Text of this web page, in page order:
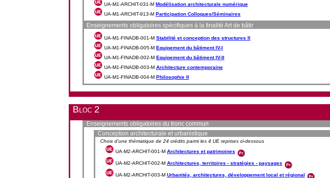
UA-M1-ARCHIT-031-M Modélisation architecturale numérique
UA-M1-ARCHIT-913-M Participation Colloques/Séminaires
Enseignements obligatoires spécifiques à la finalité Art de bâtir
UA-M1-FINADB-001-M Stabilité et conception des structures II
UA-M1-FINADB-005-M Equipement du bâtiment IV-I
UA-M1-FINADB-002-M Equipement du bâtiment IV-II
UA-M1-FINADB-003-M Architecture contemporaine
UA-M1-FINADB-004-M Philosophie II
Bloc 2
Enseignements obligatoires du tronc commun
Conception architecturale et urbanistique
Choix d'une thématique de 24 crédits parmi les 4 UE reprises ci-dessous
UA-M2-ARCHIT-001-M Architectures et patrimoines
UA-M2-ARCHIT-002-M Architectures, territoires - stratégies - paysages
UA-M2-ARCHIT-003-M Urbanités, architectures, développement local et régional